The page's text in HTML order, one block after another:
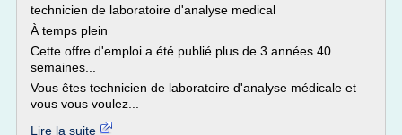
technicien de laboratoire d'analyse medical
À temps plein
Cette offre d'emploi a été publié plus de 3 années 40
semaines...
Vous êtes technicien de laboratoire d'analyse médicale et
vous vous voulez...
Lire la suite